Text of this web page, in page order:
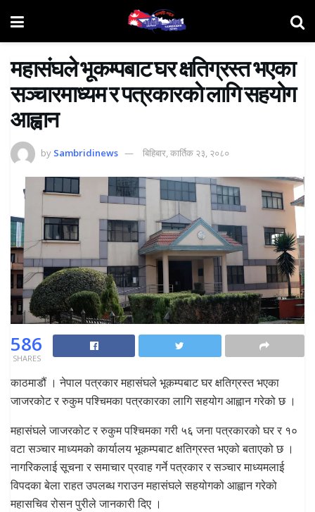
महासंघले भूकम्पबाट घर क्षतिग्रस्त भएका
सञ्चारमाध्यम र पत्रकारकाे लागि सहयोग
आह्वान
by Sambridinews बिहिबार, कार्तिक २३, २०८०
586
SHARES
काठमाडौं । नेपाल पत्रकार महासंघले भूकम्पबाट घर क्षतिग्रस्त भएका
जाजरकोट र रुकुम पश्चिमका पत्रकारका लागि सहयोग आह्वान गरेको छ ।
महासंघले जाजरकोट र रुकुम पश्चिमका गरी ५६ जना पत्रकारको घर र १०
वटा सञ्चार माध्यमको कार्यालय भूकम्पबाट क्षतिग्रस्त भएको बताएको छ ।
नागरिकलाई सूचना र समाचार प्रवाह गर्ने पत्रकार र सञ्चार माध्यमलाई
विपदका बेला राहत उपलब्ध गराउन महासंघले सहयोगको आह्वान गरेको
महासचिव रोसन पुरीले जानकारी दिए ।